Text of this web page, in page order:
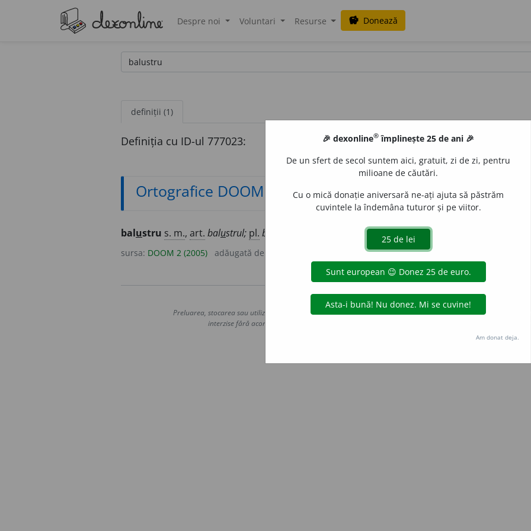
Despre noi Voluntari Resurse savings Donează
definiții (1)
Definiția cu ID-ul 777023:
Ortografice DOOM
balustru s. m., art. balustrul; pl. bal
sursa: DOOM 2 (2005) adăugată de
Copyright © 2004-2026 dexonline (https://dexonline.ro)
Preluarea, stocarea sau utilizarea datelor de pe acest site, inclusiv prin orice metode de extragere automată
interzise fără acordul nostru prealabil scris, cu excepția seturilor de date oferite oficial spre utilizare
Hosterion
🎉 dexonline® împlinește 25 de ani 🎉
De un sfert de secol suntem aici, gratuit, zi de zi, pentru
milioane de căutări.
Cu o mică donație aniversară ne-ați ajuta să păstrăm
cuvintele la îndemâna tuturor și pe viitor.
Am donat deja.